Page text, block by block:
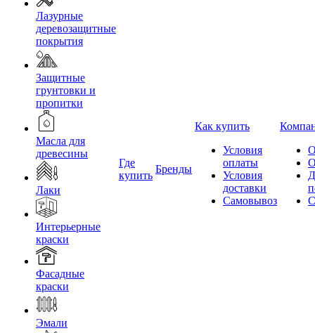
Лазурные
деревозащитные
покрытия
Защитные
грунтовки и
пропитки
Масла для
древесины
Лаки
Интерьерные
краски
Фасадные
краски
Эмали
Где
купить
Бренды
Как купить
Условия
оплаты
Условия
доставки
Самовывоз